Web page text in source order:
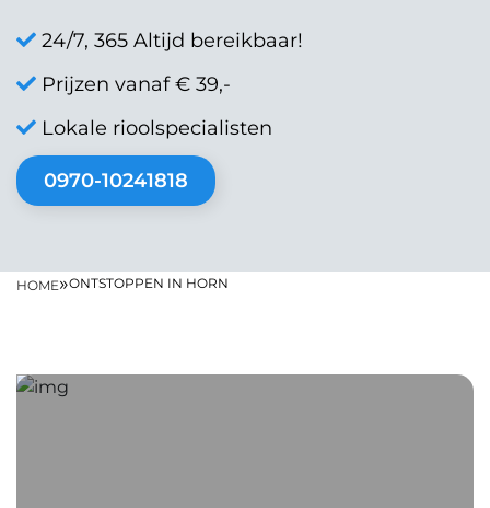
24/7, 365 Altijd bereikbaar!
Prijzen vanaf € 39,-
Lokale rioolspecialisten
0970-10241818
HOME»ONTSTOPPEN IN HORN